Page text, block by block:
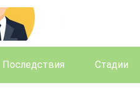
Последствия Стадии